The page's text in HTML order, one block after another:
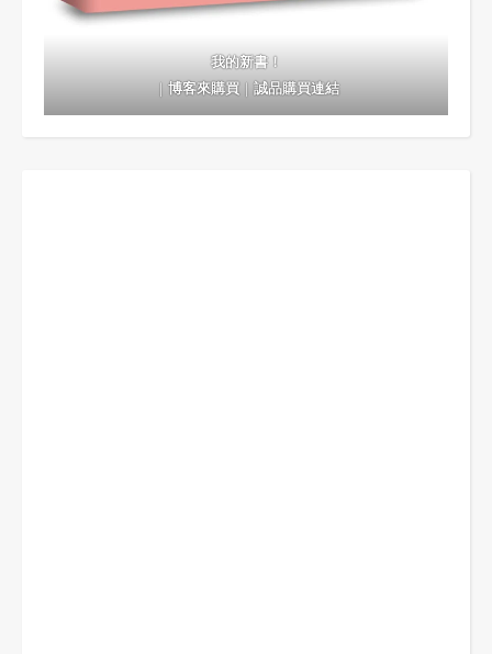
我的新書！
｜博客來購買｜誠品購買連結